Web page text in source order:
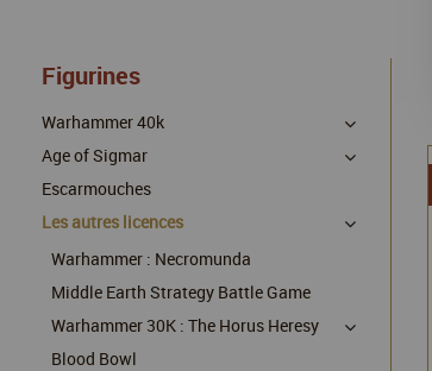
Figurines
Warhammer 40k
Age of Sigmar
Escarmouches
Les autres licences
Warhammer : Necromunda
Middle Earth Strategy Battle Game
Warhammer 30K : The Horus Heresy
Blood Bowl